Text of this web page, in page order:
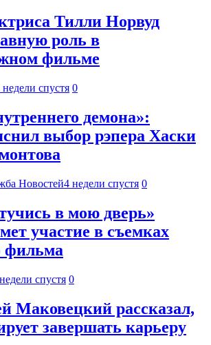
Тилли Норвуд
роль в
фильме
недели спустя 0
демона»:
выбор рэпера Хаски
Новостей4 недели спустя 0
в мою дверь»
участие в съемках
фильма
спустя 0
Маковецкий рассказал,
завершать карьеру